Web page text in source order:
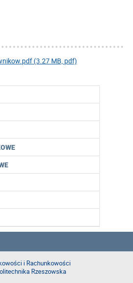
(3.27 MB, pdf)
i Rachunkowości
Rzeszowska